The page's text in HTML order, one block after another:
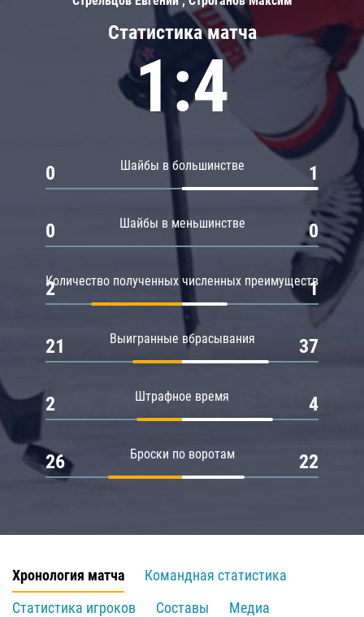
Статистика матча
1:4
Шайбы в большинстве
0 1
Шайбы в меньшинстве
0 0
Количество полученных численных преимуществ
2 1
Выигранные вбрасывания
21 37
Штрафное время
2 4
Броски по воротам
26 22
Хронология матча
Командная статистика
Статистика игроков
Составы
Медиа